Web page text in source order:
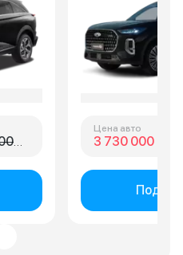
₽
Цена авто
3 730 000 ₽